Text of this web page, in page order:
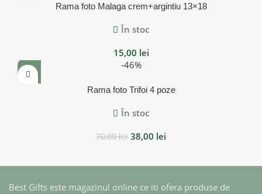
Rama foto Malaga crem+argintiu 13×18
În stoc
15,00 lei
-46%
Rama foto Trifoi 4 poze
În stoc
70,00lei 38,00 lei
Best Gifts este magazinul online ce iti ofera produse de